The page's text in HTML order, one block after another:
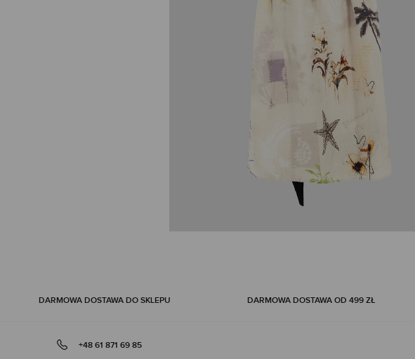
DARMOWA DOSTAWA DO SKLEPU DARMOWA DOSTAWA OD 499 ZŁ
+48 61 871 69 85